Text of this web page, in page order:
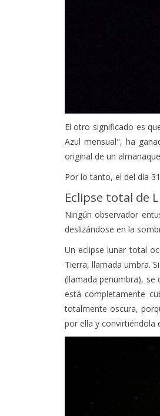
El otro significado es
Azul mensual", ha
original de un almanaque.
Por lo tanto, el del día
Eclipse total de
Ningún observador
deslizándose en la
Un eclipse lunar total
Tierra, llamada umbra.
(llamada penumbra), se
está completamente
totalmente oscura,
por ella y convirtiéndola